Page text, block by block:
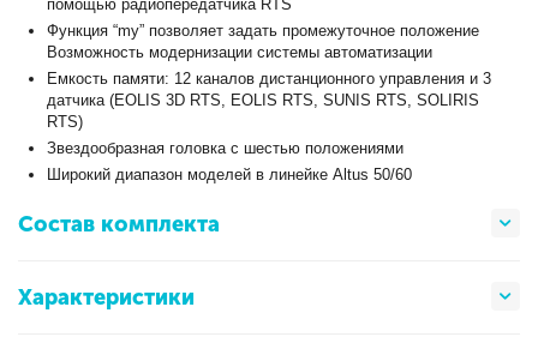
помощью радиопередатчика RTS
Функция “my” позволяет задать промежуточное положение
Возможность модернизации системы автоматизации
Емкость памяти: 12 каналов дистанционного управления и 3
датчика (EOLIS 3D RTS, EOLIS RTS, SUNIS RTS, SOLIRIS
RTS)
Звездообразная головка с шестью положениями
Широкий диапазон моделей в линейке Altus 50/60
Состав комплекта
Характеристики